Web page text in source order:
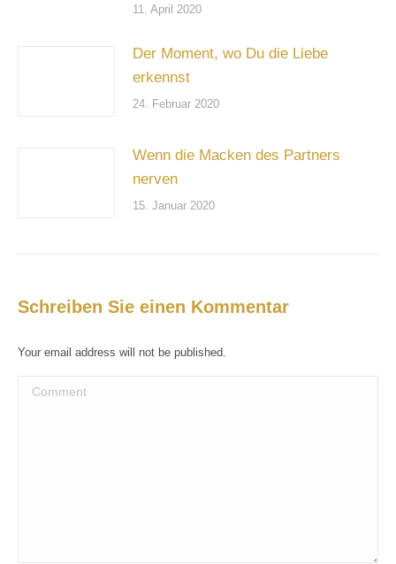
11. April 2020
Der Moment, wo Du die Liebe
erkennst
24. Februar 2020
Wenn die Macken des Partners
nerven
15. Januar 2020
Schreiben Sie einen Kommentar
Your email address will not be published.
Comment